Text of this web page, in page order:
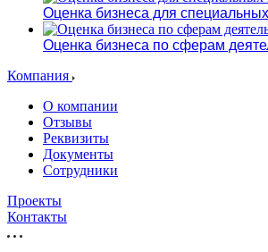
Оценка бизнеса для
Оценка бизнеса по сферам
Компания
О компании
Отзывы
Реквизиты
Документы
Сотрудники
Проекты
Контакты